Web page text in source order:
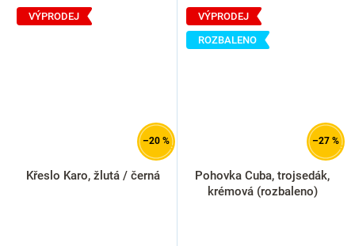
VÝPRODEJ
–20 %
Křeslo Karo, žlutá / černá
VÝPRODEJ
ROZBALENO
–27 %
Pohovka Cuba, trojsedák,
krémová (rozbaleno)